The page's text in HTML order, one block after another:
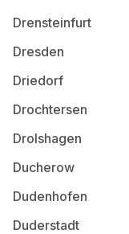
Drensteinfurt
Dresden
Driedorf
Drochtersen
Drolshagen
Ducherow
Dudenhofen
Duderstadt